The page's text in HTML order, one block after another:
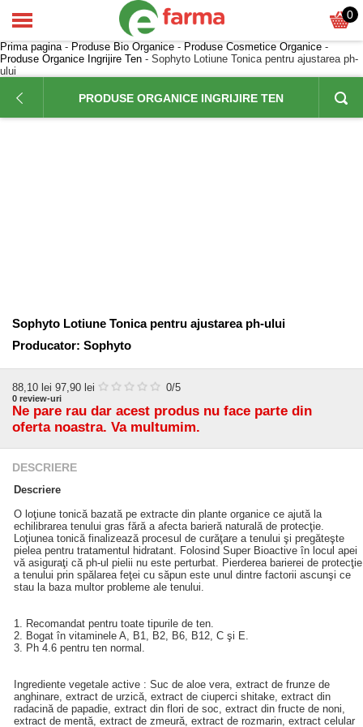
0
Prima pagina- Produse Bio Organice - Produse Cosmetice Organice -
Produse Organice Ingrijire Ten - Sophyto Lotiune Tonica pentru ajustarea ph-
ului
PRODUSE ORGANICE INGRIJIRE TEN
Sophyto Lotiune Tonica pentru ajustarea ph-ului
Producator: Sophyto
88,10 lei 97,90 lei 0/5
0 review-uri
Ne pare rau dar acest produs nu face parte din
oferta noastra. Va multumim.
DESCRIERE
Descriere
O loţiune tonică bazată pe extracte din plante organice ce ajută la
echilibrarea tenului gras fără a afecta barieră naturală de protecţie.
Loţiunea tonică finalizează procesul de curăţare a tenului şi pregăteşte
pielea pentru tratamentul hidratant. Folosind Super Bioactive în locul apei
vă asiguraţi că ph-ul pielii nu este perturbat. Pierderea barierei de protecţie
a tenului prin spălarea feţei cu săpun este unul dintre factorii ascunşi ce
stau la baza multor probleme ale tenului.
1. Recomandat pentru toate tipurile de ten.
2. Bogat în vitaminele A, B1, B2, B6, B12, C şi E.
3. Ph 4.6 pentru ten normal.
Ingrediente vegetale active : Suc de aloe vera, extract de frunze de
anghinare, extract de urzică, extract de ciuperci shitake, extract din
radacină de papadie, extract din flori de soc, extract din fructe de noni,
extract de mentă, extract de zmeură, extract de rozmarin, extract celular